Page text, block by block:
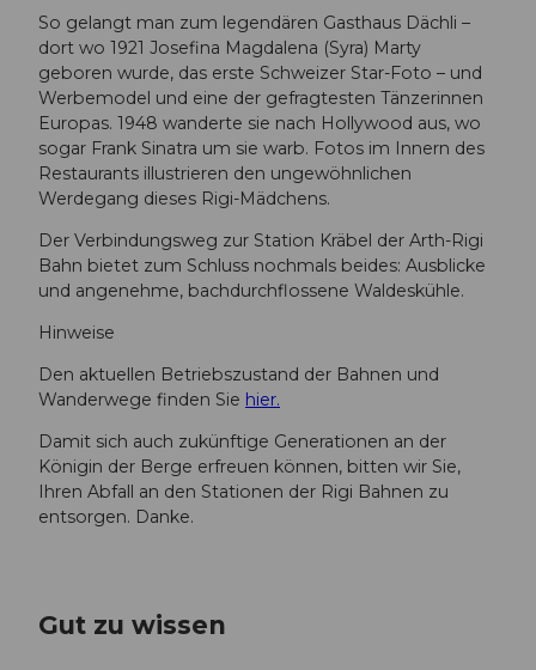
So gelangt man zum legendären Gasthaus Dächli –
dort wo 1921 Josefina Magdalena (Syra) Marty
geboren wurde, das erste Schweizer Star-Foto – und
Werbemodel und eine der gefragtesten Tänzerinnen
Europas. 1948 wanderte sie nach Hollywood aus, wo
sogar Frank Sinatra um sie warb. Fotos im Innern des
Restaurants illustrieren den ungewöhnlichen
Werdegang dieses Rigi-Mädchens.
Der Verbindungsweg zur Station Kräbel der Arth-Rigi
Bahn bietet zum Schluss nochmals beides: Ausblicke
und angenehme, bachdurchflossene Waldeskühle.
Hinweise
Den aktuellen Betriebszustand der Bahnen und
Wanderwege finden Sie hier.
Damit sich auch zukünftige Generationen an der
Königin der Berge erfreuen können, bitten wir Sie,
Ihren Abfall an den Stationen der Rigi Bahnen zu
entsorgen. Danke.
Gut zu wissen